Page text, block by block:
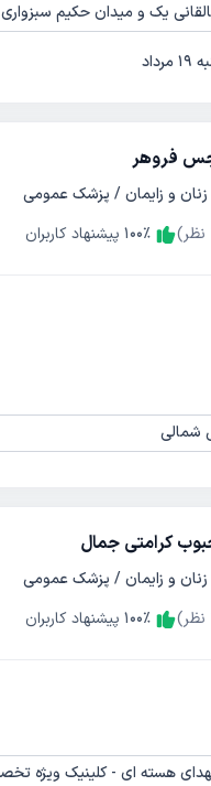
یک و میدان حکیم سبزواری
فروهر
و زایمان / پزشک عمومی
نظر) 100٪ پیشنهاد کاربران
شمالی
کرامتی جمال
و زایمان / پزشک عمومی
نظر) 100٪ پیشنهاد کاربران
شهدای هسته ای - کلینیک ویژه